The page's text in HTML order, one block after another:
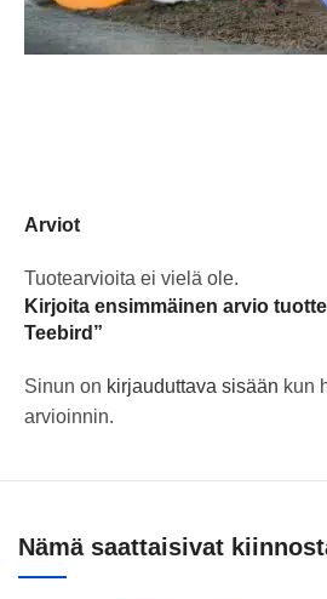
Arviot
Tuotearvioita ei vielä ole.
Kirjoita ensimmäinen arvio
Teebird”
Sinun on kirjauduttava sisään kun
arvioinnin.
Nämä saattaisivat